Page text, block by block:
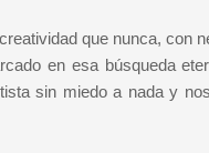
que nunca, con
en esa búsqueda
sin miedo a nada y